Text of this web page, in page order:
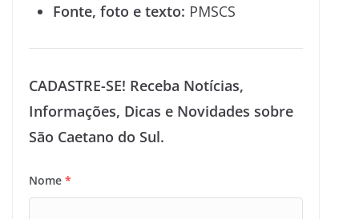
Fonte, foto e texto: PMSCS
CADASTRE-SE! Receba Notícias,
Informações, Dicas e Novidades sobre
São Caetano do Sul.
Nome *